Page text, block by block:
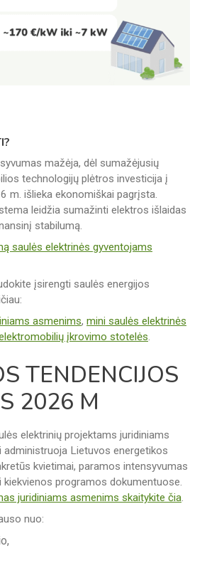
mažėja, dėl sumažėjusių
technologijų plėtros investicija į
m. išlieka ekonomiškai pagrįsta.
leidžia sumažinti elektros išlaidas
stabilumą.
saulės elektrinės gyventojams
įsirengti saulės energijos
asmenims, mini saulės elektrinės
įkrovimo stotelės.
TENDENCIJOS
2026 M
elektrinių projektams juridiniams
Lietuvos energetikos
kvietimai, paramos intensyvumas
programos dokumentuose.
juridiniams asmenims skaitykite čia.
nuo: